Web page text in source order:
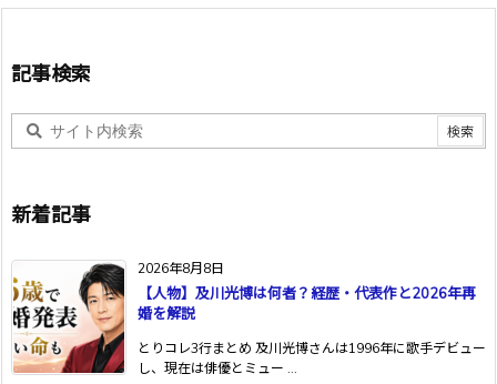
記事検索
新着記事
2026年8月8日
【人物】及川光博は何者？経歴・代表作と2026年再
婚を解説
とりコレ3行まとめ 及川光博さんは1996年に歌手デビュー
し、現在は俳優とミュー ...